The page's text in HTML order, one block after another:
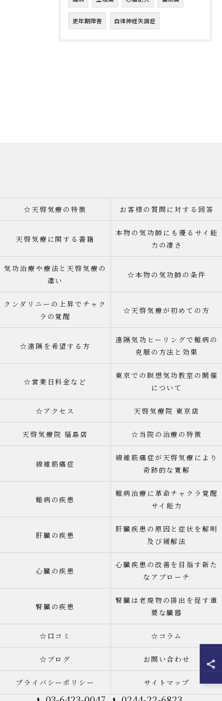
更年期障害 自律神経失調症
☆天啓気療の特徴 お客様の質問に対する回答
天啓気療に関する書籍
本物の気功師にも優るサイ能
力の凄さ
気功治療や療法と天啓気療の
違い
☆本物の気功師の条件
クンダリニーの上昇でチャク
ラの覚醒
☆天啓気療が初めての方
☆遠隔を希望する方
遠隔気功ヒーリングで難病の
克服の方法と効果
☆営業日料金など
東京での瞑想気功教室の開催
について
☆アクセス 天啓気療院 東京店
天啓気療院 福島店 ☆当院の治療の特徴
線維筋痛症
線維筋痛症が天啓気療により
奇跡的な寛解
難病の疾患
難病治療に革命チャクラ覚醒
サイ能力
肝臓の疾患
肝臓疾患の原因と症状を解明
及び緩解法
心臓の疾患
心臓疾患の改善を目指す新た
なアプローチ
腎臓の疾患
腎臓は老廃物の排出を促す重
要な臓器
☆口コミ ☆コラム
☆ブログ お問い合わせ
プライバシーポリシー サイトマップ